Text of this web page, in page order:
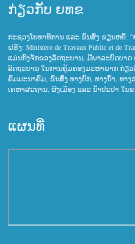
ກ່ຽວກັບ ຍທຂ
ກະຊວງໂຍທາທິການ ແລະ ຂົນສົ່ງ ຂຽນຫຍໍ້: “
ຝຣັ່ງ: Ministère de Travaux Public et de
ແມ່ນກົງຈັກຂອງລັດຖະບານ, ມີພາລະບົດບາດ
ລັດຖະບານ ໃນການຄຸ້ມຄອງມະຫາພາກ ກ່ຽ
ຄົມມະນາຄົມ, ຂົນສົ່ງ ທາງບົກ, ທາງນ້ຳ, ທາງ
ເຄຫາສະຖານ, ຜັງເມືອງ ແລະ ນ້ຳປະປາ ໃນ
ແຜນທີ່